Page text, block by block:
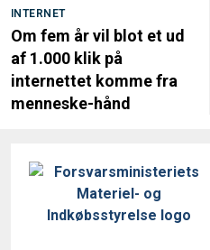
INTERNET
Om fem år vil blot et ud
af 1.000 klik på
internettet komme fra
menneske-hånd